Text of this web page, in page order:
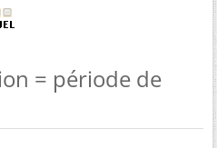
= période de